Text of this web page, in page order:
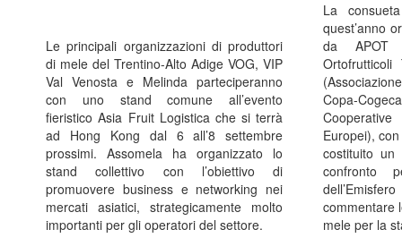
Le principali organizzazioni di produttori
di mele del Trentino-Alto Adige VOG, VIP
Val Venosta e Melinda parteciperanno
con uno stand comune all’evento
fieristico Asia Fruit Logistica che si terrà
ad Hong Kong dal 6 all’8 settembre
prossimi. Assomela ha organizzato lo
stand collettivo con l’obiettivo di
promuovere business e networking nei
mercati asiatici, strategicamente molto
importanti per gli operatori del settore.
La
quest’anno
da APOT
Copa-
Europei),
costituito un
confronto
commentare
mele per la